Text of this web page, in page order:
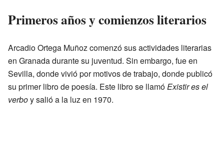
Primeros años y comienzos literarios
Arcadio Ortega Muñoz comenzó sus actividades literarias
en Granada durante su juventud. Sin embargo, fue en
Sevilla, donde vivió por motivos de trabajo, donde publicó
su primer libro de poesía. Este libro se llamóExistir es el
verboy salió a la luz en 1970.